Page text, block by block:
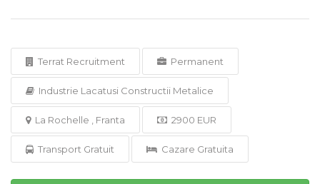
Terrat Recruitment Permanent
Industrie Lacatusi Constructii Metalice
La Rochelle , Franta 2900 EUR
Transport Gratuit Cazare Gratuita